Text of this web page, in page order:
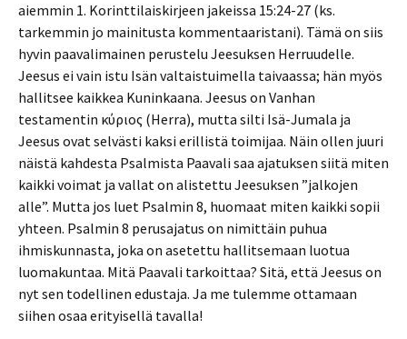
aiemmin 1. Korinttilaiskirjeen jakeissa 15:24-27 (ks.
tarkemmin jo mainitusta kommentaaristani). Tämä on siis
hyvin paavalimainen perustelu Jeesuksen Herruudelle.
Jeesus ei vain istu Isän valtaistuimella taivaassa; hän myös
hallitsee kaikkea Kuninkaana. Jeesus on Vanhan
testamentin κύριος (Herra), mutta silti Isä-Jumala ja
Jeesus ovat selvästi kaksi erillistä toimijaa. Näin ollen juuri
näistä kahdesta Psalmista Paavali saa ajatuksen siitä miten
kaikki voimat ja vallat on alistettu Jeesuksen ”jalkojen
alle”. Mutta jos luet Psalmin 8, huomaat miten kaikki sopii
yhteen. Psalmin 8 perusajatus on nimittäin puhua
ihmiskunnasta, joka on asetettu hallitsemaan luotua
luomakuntaa. Mitä Paavali tarkoittaa? Sitä, että Jeesus on
nyt sen todellinen edustaja. Ja me tulemme ottamaan
siihen osaa erityisellä tavalla!